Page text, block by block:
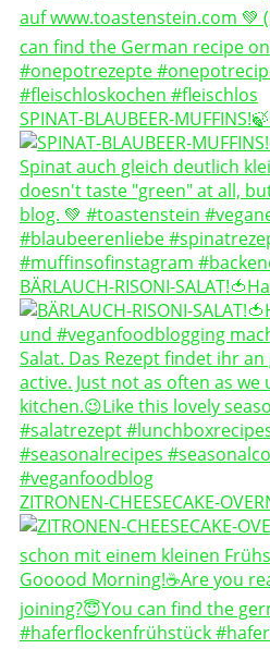
SPINAT-BLAUBEER-
BÄRLAUCH-RISONI-
ZITRONEN-CHEESECAKE-